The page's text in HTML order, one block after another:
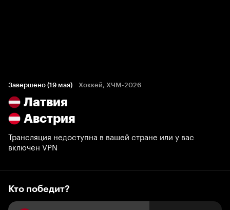
Завершено (19 мая) Хоккей, ХЧМ-2026
Латвия
Австрия
Трансляция недоступна в вашей стране или у вас
включен VPN
66%
Кто победит?